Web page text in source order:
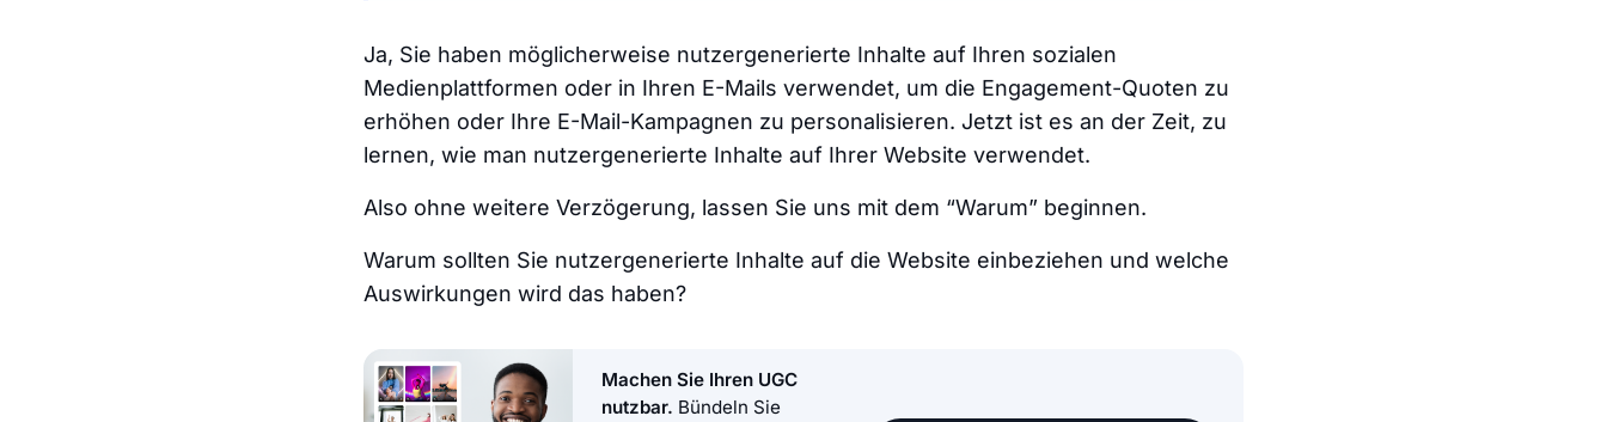
Ja, Sie haben möglicherweise nutzergenerierte Inhalte auf Ihren sozialen
Medienplattformen oder in Ihren E-Mails verwendet, um die Engagement-Quoten zu
erhöhen oder Ihre E-Mail-Kampagnen zu personalisieren. Jetzt ist es an der Zeit, zu
lernen, wie man nutzergenerierte Inhalte auf Ihrer Website verwendet.
Also ohne weitere Verzögerung, lassen Sie uns mit dem “Warum” beginnen.
Warum sollten Sie nutzergenerierte Inhalte auf die Website einbeziehen und welche
Auswirkungen wird das haben?
Machen Sie Ihren UGC
nutzbar. Bündeln Sie